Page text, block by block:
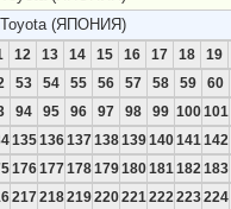
Toyota (ЯПОНИЯ)
12 13 14 15 16 17 18
19
53 54 55 56 57 58 59
60
94 95 96 97 98 99 100101
135136137138139140141 142
176177178179180181 182 183
217218219220221 222 223224